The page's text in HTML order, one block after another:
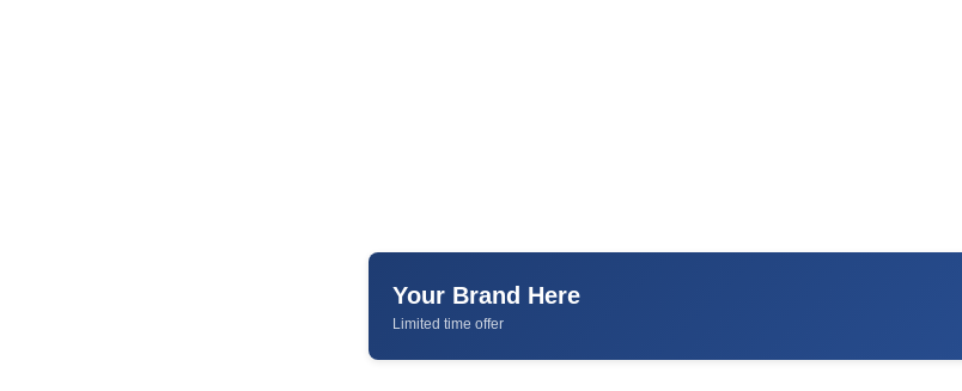
Your Brand Here
Limited time offer